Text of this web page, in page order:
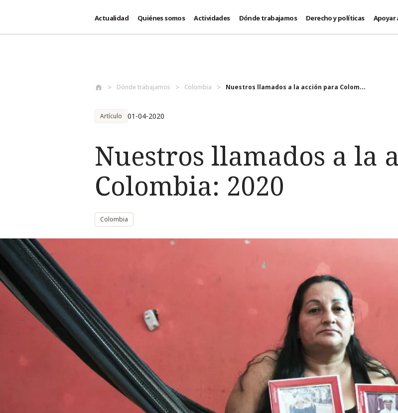
Actualidad Quiénes somos Actividades Dónde trabajamos Derecho y políticas Apoyar
Dónde trabajamos Colombia Nuestros llamados a la acción para Colom...
Artículo 01-04-2020
Nuestros llamados a la
Colombia: 2020
Colombia